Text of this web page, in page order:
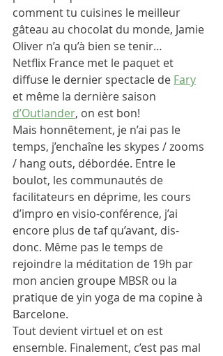
comment tu cuisines le meilleur
gâteau au chocolat du monde, Jamie
Oliver n’a qu’à bien se tenir…
Netflix France met le paquet et
diffuse le dernier spectacle de Fary
et même la dernière saison
d’Outlander, on est bon!
Mais honnêtement, je n’ai pas le
temps, j’enchaîne les skypes / zooms
/ hang outs, débordée. Entre le
boulot, les communautés de
facilitateurs en déprime, les cours
d’impro en visio-conférence, j’ai
encore plus de taf qu’avant, dis-
donc. Même pas le temps de
rejoindre la méditation de 19h par
mon ancien groupe MBSR ou la
pratique de yin yoga de ma copine à
Barcelone.
Tout devient virtuel et on est
ensemble. Finalement, c’est pas mal